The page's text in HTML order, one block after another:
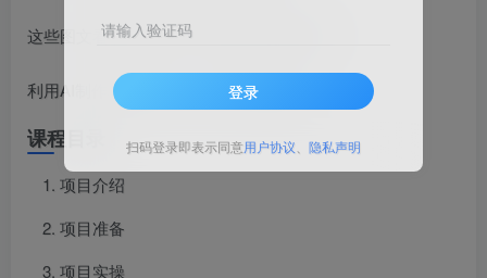
这些图文看着十分治愈，很吸引观众眼球！
利用AI制作非常简单，十分钟一篇笔记
课程目录
项目介绍
项目准备
项目实操
请输入验证码
登录
扫码登录即表示同意用户协议、 隐私声明